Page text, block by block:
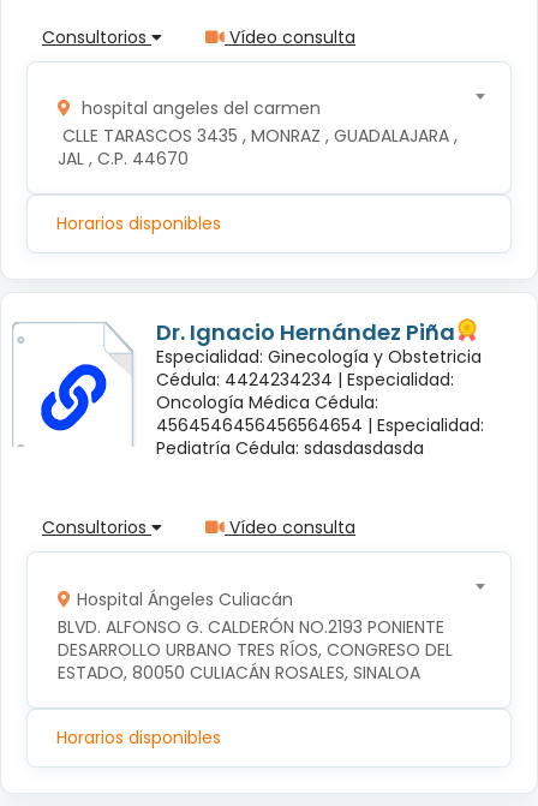
Consultorios Vídeo consulta
hospital angeles del carmen
JAL , C.P. 44670
Horarios disponibles
Dr. Ignacio Hernández Piña
Especialidad: Ginecología y Obstetricia
Cédula: 4424234234 | Especialidad:
Oncología Médica Cédula:
4564546456456564654 | Especialidad:
Pediatría Cédula: sdasdasdasda
Consultorios Vídeo consulta
Hospital Ángeles Culiacán
BLVD. ALFONSO G. CALDERÓN NO.2193 PONIENTE
DESARROLLO URBANO TRES RÍOS, CONGRESO DEL
ESTADO, 80050 CULIACÁN ROSALES, SINALOA
Horarios disponibles